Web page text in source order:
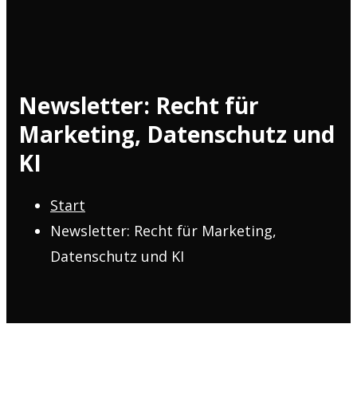
Newsletter: Recht für
Marketing, Datenschutz und
KI
Start
Newsletter: Recht für Marketing,
Datenschutz und KI